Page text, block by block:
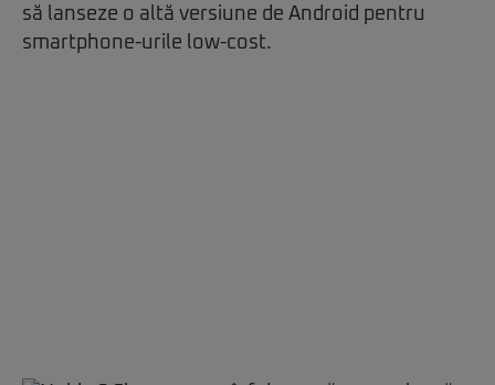
să lanseze o altă versiune de Android pentru
smartphone-urile low-cost.